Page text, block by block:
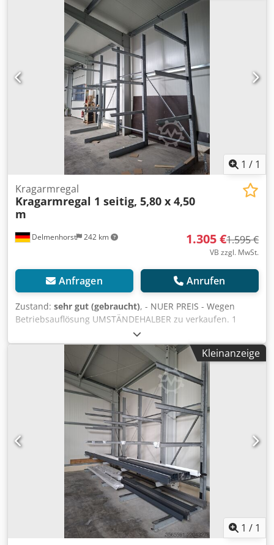
Azpj Asrf Traglast je Arm 625 kg inkl. neuer Schrauben
"Würth" Ohne Demontage und Transport
1 / 1
Delmenhorst 242 km
Kragarmregal
Kragarmregal 1 seitig, 5,80 x 4,50
m
1.305 €1.595 €
VB zzgl. MwSt.
Anfragen Anrufen
Zustand: sehr gut (gebraucht), - NUER PREIS - Wegen
Betriebsauflösung UMSTÄNDEHALBER zu verkaufen. 1
Stück Kragarmregale, 1-seitig, bestehend aus 4 Stück
Stützen (IPE180) und 12 Stück Arme (IPE100) 1500 mm,
Gesamtmaße: (BxTxH) 5800 x 1680 x 4500 mm Credpfx
Aoza Aupjb Asf Traglast je Arm 625 kg inkl. neuer
Schrauben "Würth" Ohne Demontage und Transport
Kleinanzeige
1 / 1